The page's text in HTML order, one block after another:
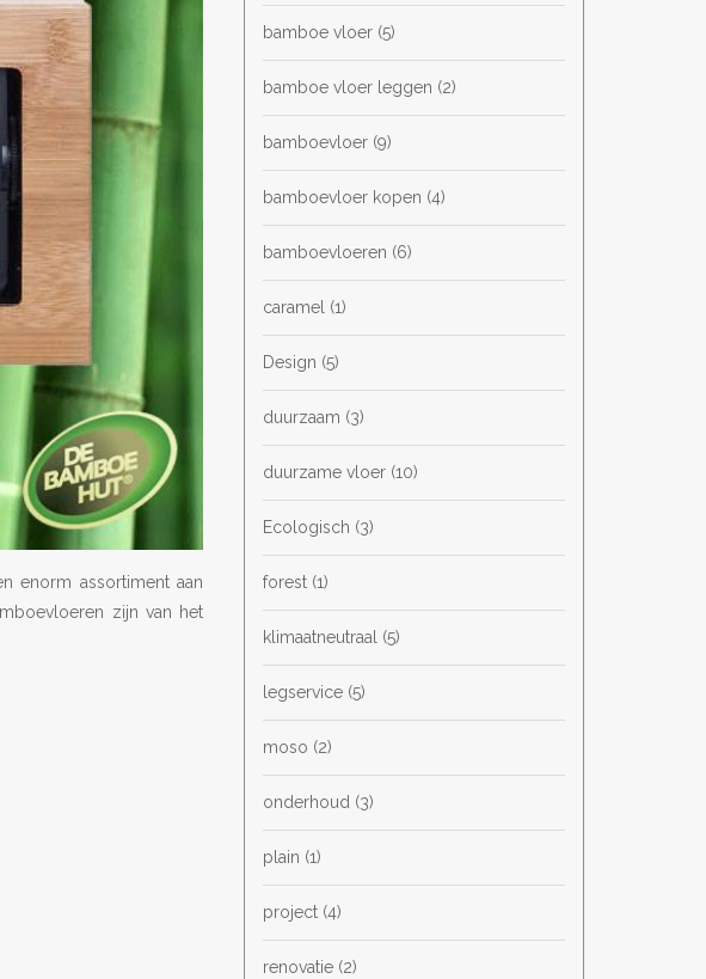
enorm assortiment aan
zijn van het
bamboe vloer (5)
bamboe vloer leggen (2)
bamboevloer (9)
bamboevloer kopen (4)
bamboevloeren (6)
caramel (1)
Design (5)
duurzaam (3)
duurzame vloer (10)
Ecologisch (3)
forest (1)
klimaatneutraal (5)
legservice (5)
moso (2)
onderhoud (3)
plain (1)
project (4)
renovatie (2)